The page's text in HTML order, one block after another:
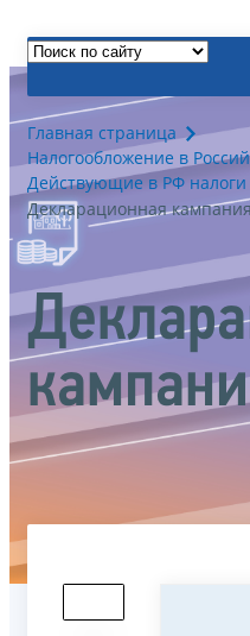
Главная страница
Налогообложение в
Действующие в РФ
Декларационная